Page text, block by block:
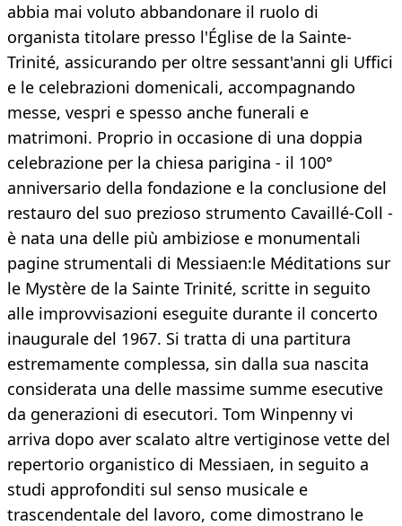
abbia mai voluto abbandonare il ruolo di
organista titolare presso l'Église de la Sainte-
Trinité, assicurando per oltre sessant'anni gli Uffici
e le celebrazioni domenicali, accompagnando
messe, vespri e spesso anche funerali e
matrimoni. Proprio in occasione di una doppia
celebrazione per la chiesa parigina - il 100°
anniversario della fondazione e la conclusione del
restauro del suo prezioso strumento Cavaillé-Coll -
è nata una delle più ambiziose e monumentali
pagine strumentali di Messiaen:le Méditations sur
le Mystère de la Sainte Trinité, scritte in seguito
alle improvvisazioni eseguite durante il concerto
inaugurale del 1967. Si tratta di una partitura
estremamente complessa, sin dalla sua nascita
considerata una delle massime summe esecutive
da generazioni di esecutori. Tom Winpenny vi
arriva dopo aver scalato altre vertiginose vette del
repertorio organistico di Messiaen, in seguito a
studi approfonditi sul senso musicale e
trascendentale del lavoro, come dimostrano le